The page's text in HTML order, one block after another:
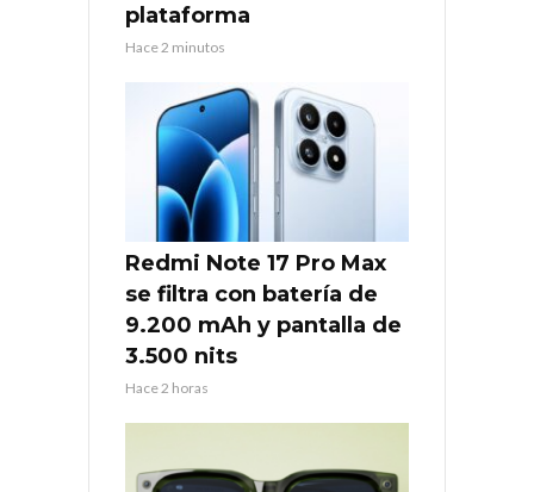
plataforma
Hace 2 minutos
Redmi Note 17 Pro Max
se filtra con batería de
9.200 mAh y pantalla de
3.500 nits
Hace 2 horas